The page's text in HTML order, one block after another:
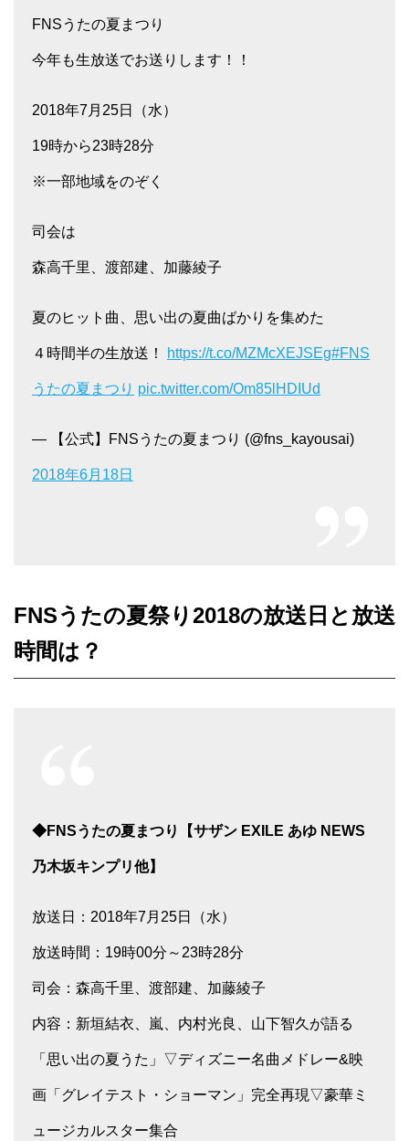
FNSうたの夏まつり
今年も生放送でお送りします！！
2018年7月25日（水）
19時から23時28分
※一部地域をのぞく
司会は
森高千里、渡部建、加藤綾子
夏のヒット曲、思い出の夏曲ばかりを集めた
４時間半の生放送！ https://t.co/MZMcXEJSEg#FNS
うたの夏まつり pic.twitter.com/Om85lHDIUd
— 【公式】FNSうたの夏まつり (@fns_kayousai)
2018年6月18日
FNSうたの夏祭り2018の放送日と放送
時間は？
◆FNSうたの夏まつり【サザン EXILE あゆ NEWS
乃木坂キンプリ他】
放送日：2018年7月25日（水）
放送時間：19時00分～23時28分
司会：森高千里、渡部建、加藤綾子
内容：新垣結衣、嵐、内村光良、山下智久が語る
「思い出の夏うた」▽ディズニー名曲メドレー&映
画「グレイテスト・ショーマン」完全再現▽豪華ミ
ュージカルスター集合